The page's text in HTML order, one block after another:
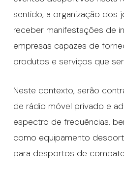
sentido, a organização dos
receber manifestações de
empresas capazes de
produtos e serviços que
Neste contexto, serão
de rádio móvel privado e
espectro de frequências,
como equipamento
para desportos de